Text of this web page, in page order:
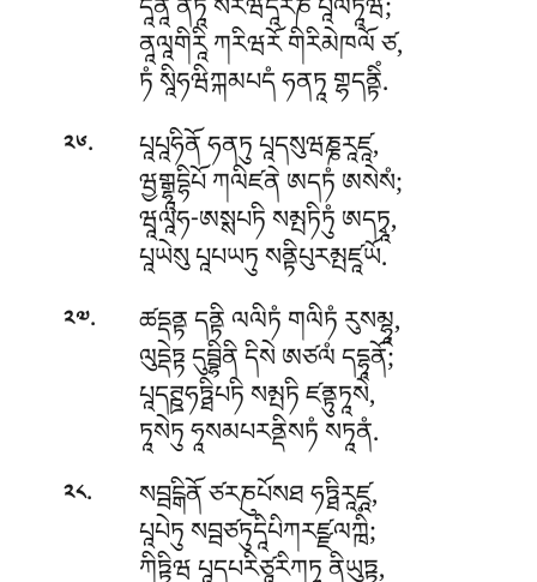
དཱནཱ ནཏཱ སིརཝིདཱརཎ པཱིལི༹ཏཱཝ;
ནཱལཱགིརཱི ཀརིཝརོ གིརིམེཁལོ ཙ,
ཏཾ སཱིཧཝིཀྐམཔདཾ ཧནཏཱ གྷདནྟིཾ.
༢༦. པཱཔཱཧིནོ ཧནཏུ པཱདསུཝཎྞརཱཛཱ,
ཝྱགྒྷཱདྷིཔོ ཀལིཛནེ ཨདཏཾ ཨསེསཾ;
ཝཱལཱཧ-ཨསྶཔཏི སམྤཏིཏུཾ ཨདཏྭཱ,
པཱཡེསུ པཱཔཡཏུ སནྟིཔུརམྤཛཱཡོ.
༢༧. ཚདྡནྟ དནྟི ལལིཏཾ གལིཏཾ རུསམྷཱ,
ལུདྡེཏྟ དུབྦྷིནི དིསེ ཨཙལཾ དདྷཱནོ;
པཱདཊྛཧཏྠིཔཏི སམྤཏི ཛནྟུཏཱསེ,
ཏཱསེཏུ ཧཱསམཔརནྡིསཏཾ སཏཱནཾ.
༢༨. སབྦངྒིནོ ཙརཎུཔོསཐ ཧཏྠིརཱཛཱ,
པཱཔེཏུ སབྦཙཏུདཱིཔིཀརཛྫལཀྑིཾ;